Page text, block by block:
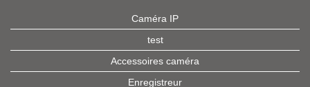
Caméra IP
test
Accessoires caméra
Enregistreur